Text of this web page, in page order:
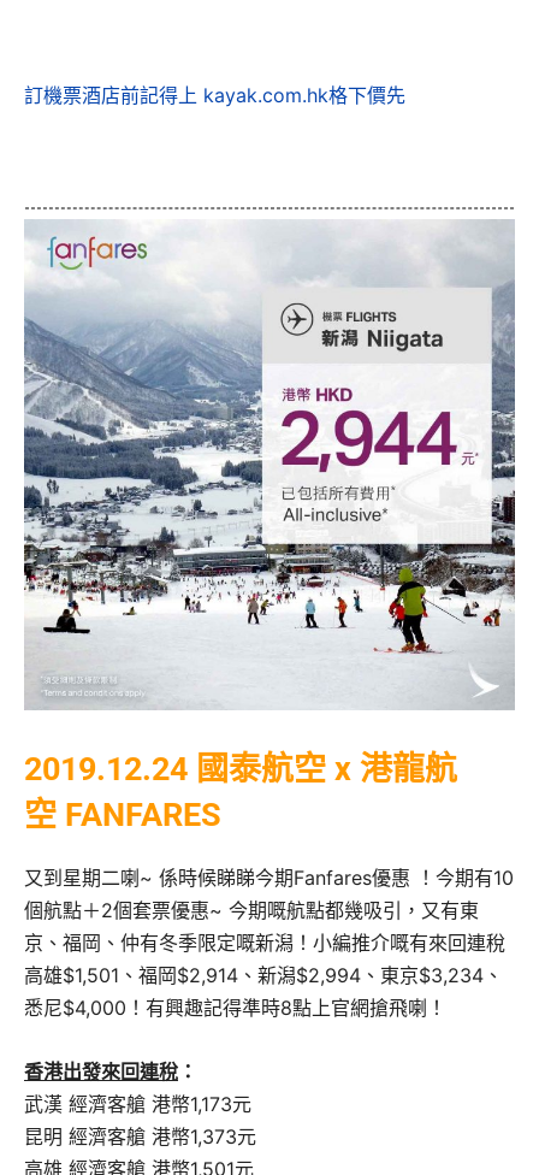
訂機票酒店前記得上 kayak.com.hk格下價先
2019.12.24 國泰航空 x 港龍航
空 FANFARES
又到星期二喇~ 係時候睇睇今期Fanfares優惠 ！今期有10
個航點＋2個套票優惠~ 今期嘅航點都幾吸引，又有東
京、福岡、仲有冬季限定嘅新潟！小編推介嘅有來回連稅
高雄$1,501、福岡$2,914、新潟‬$2,994、東京$3,234、
悉尼$4,000！有興趣記得準時8點上官網搶飛喇！
香港出發來回連稅 ：
武漢 經濟客艙 港幣1,173元
昆明 經濟客艙 港幣1,373元
高雄 經濟客艙 港幣1,501元